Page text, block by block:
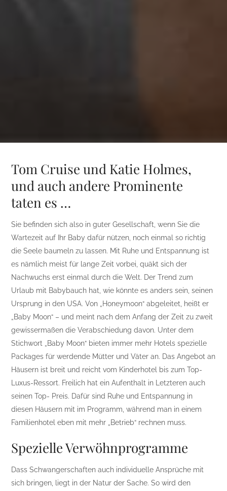
Tom Cruise und Katie Holmes,
und auch andere Prominente
taten es …
Sie befinden sich also in guter Gesellschaft, wenn Sie die
Wartezeit auf Ihr Baby dafür nützen, noch einmal so richtig
die Seele baumeln zu lassen. Mit Ruhe und Entspannung ist
es nämlich meist für lange Zeit vorbei, quäkt sich der
Nachwuchs erst einmal durch die Welt. Der Trend zum
Urlaub mit Babybauch hat, wie könnte es anders sein, seinen
Ursprung in den USA. Von „Honeymoon“ abgeleitet, heißt er
„Baby Moon“ – und meint nach dem Anfang der Zeit zu zweit
gewissermaßen die Verabschiedung davon. Unter dem
Stichwort „Baby Moon“ bieten immer mehr Hotels spezielle
Packages für werdende Mütter und Väter an. Das Angebot an
Häusern ist breit und reicht vom Kinderhotel bis zum Top-
Luxus-Ressort. Freilich hat ein Aufenthalt in Letzteren auch
seinen Top- Preis. Dafür sind Ruhe und Entspannung in
diesen Häusern mit im Programm, während man in einem
Familienhotel eben mit mehr „Betrieb“ rechnen muss.
Spezielle Verwöhnprogramme
Dass Schwangerschaften auch individuelle Ansprüche mit
sich bringen, liegt in der Natur der Sache. So wird den